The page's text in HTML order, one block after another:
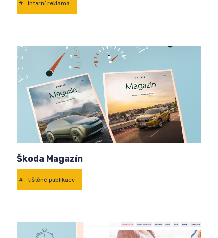
# interní reklama
Škoda Magazín
# tištěné publikace